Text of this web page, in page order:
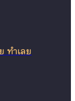
ทำเลย